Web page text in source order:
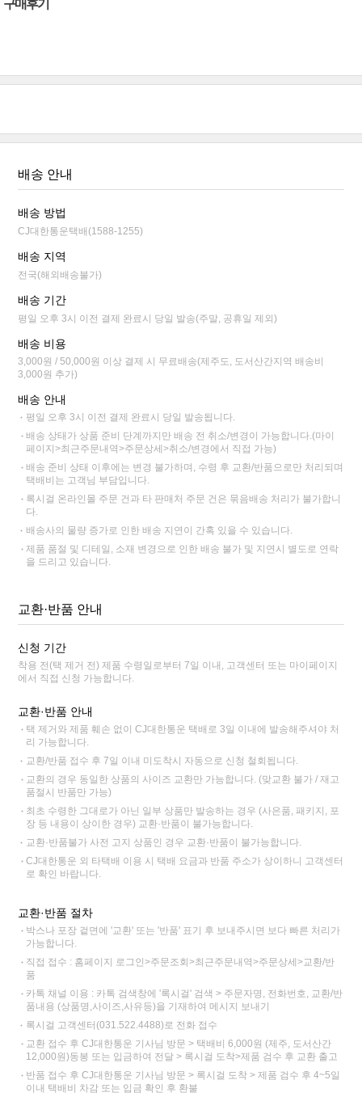
구매후기
배송 안내
배송 방법
CJ대한통운택배(1588-1255)
배송 지역
전국(해외배송불가)
배송 기간
평일 오후 3시 이전 결제 완료시 당일 발송(주말, 공휴일 제외)
배송 비용
3,000원 / 50,000원 이상 결제 시 무료배송(제주도, 도서산간지역 배송비
3,000원 추가)
배송 안내
평일 오후 3시 이전 결제 완료시 당일 발송됩니다.
배송 상태가 상품 준비 단계까지만 배송 전 취소/변경이 가능합니다.(마이
페이지>최근주문내역>주문상세>취소/변경에서 직접 가능)
배송 준비 상태 이후에는 변경 불가하며, 수령 후 교환/반품으로만 처리되며
택배비는 고객님 부담입니다.
록시걸 온라인몰 주문 건과 타 판매처 주문 건은 묶음배송 처리가 불가합니
다.
배송사의 물량 증가로 인한 배송 지연이 간혹 있을 수 있습니다.
제품 품절 및 디테일, 소재 변경으로 인한 배송 불가 및 지연시 별도로 연락
을 드리고 있습니다.
교환·반품 안내
신청 기간
착용 전(택 제거 전) 제품 수령일로부터 7일 이내, 고객센터 또는 마이페이지
에서 직접 신청 가능합니다.
교환·반품 안내
택 제거와 제품 훼손 없이 CJ대한통운 택배로 3일 이내에 발송해주셔야 처
리 가능합니다.
교환/반품 접수 후 7일 이내 미도착시 자동으로 신청 철회됩니다.
교환의 경우 동일한 상품의 사이즈 교환만 가능합니다. (맞교환 불가 / 재고
품절시 반품만 가능)
최초 수령한 그대로가 아닌 일부 상품만 발송하는 경우 (사은품, 패키지, 포
장 등 내용이 상이한 경우) 교환·반품이 불가능합니다.
교환·반품불가 사전 고지 상품인 경우 교환·반품이 불가능합니다.
CJ대한통운 외 타택배 이용 시 택배 요금과 반품 주소가 상이하니 고객센터
로 확인 바랍니다.
교환·반품 절차
박스나 포장 겉면에 '교환' 또는 '반품' 표기 후 보내주시면 보다 빠른 처리가
가능합니다.
직접 접수 : 홈페이지 로그인>주문조회>최근주문내역>주문상세>교환/반
품
카톡 채널 이용 : 카톡 검색창에 '록시걸' 검색 > 주문자명, 전화번호, 교환/반
품내용 (상품명,사이즈,사유등)을 기재하여 메시지 보내기
록시걸 고객센터(031.522.4488)로 전화 접수
교환 접수 후 CJ대한통운 기사님 방문 > 택배비 6,000원 (제주, 도서산간
12,000원)동봉 또는 입금하여 전달 > 록시걸 도착>제품 검수 후 교환 출고
반품 접수 후 CJ대한통운 기사님 방문 > 록시걸 도착 > 제품 검수 후 4~5일
이내 택배비 차감 또는 입금 확인 후 환불